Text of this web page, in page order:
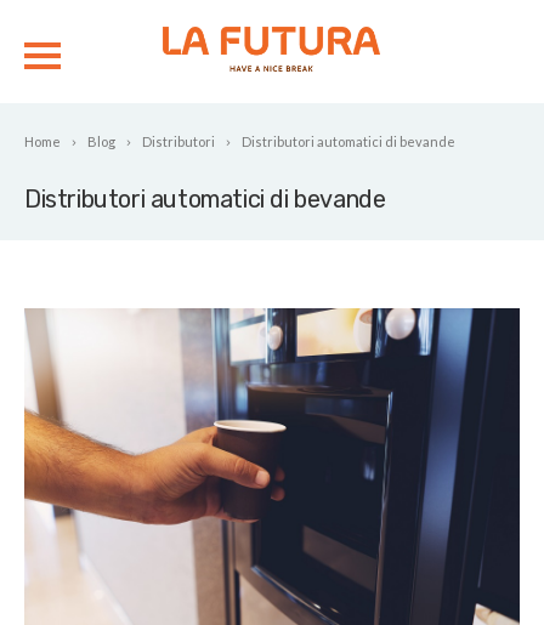
Home Blog Distributori Distributori automatici di bevande
Distributori automatici di bevande